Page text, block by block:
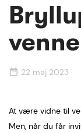
date_range 22 maj 2023
At være vidne til
Men, når du får